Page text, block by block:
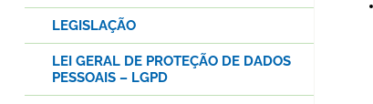
LEGISLAÇÃO
LEI GERAL DE PROTEÇÃO DE DADOS
PESSOAIS – LGPD